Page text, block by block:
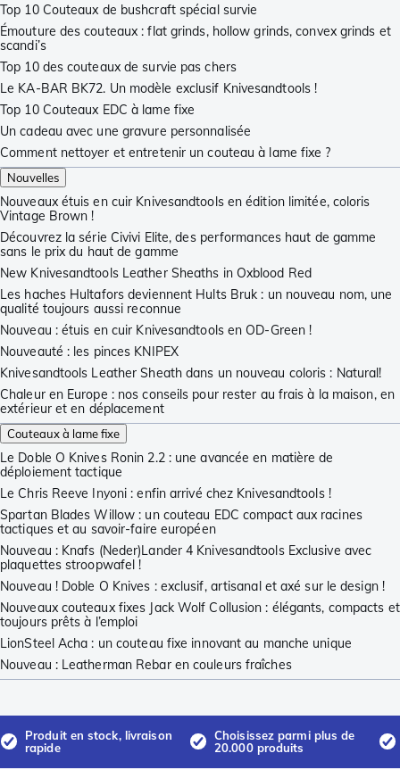
Top 10 Couteaux de bushcraft spécial survie
Émouture des couteaux : flat grinds, hollow grinds, convex grinds et
scandi’s
Top 10 des couteaux de survie pas chers
Le KA-BAR BK72. Un modèle exclusif Knivesandtools !
Top 10 Couteaux EDC à lame fixe
Un cadeau avec une gravure personnalisée
Comment nettoyer et entretenir un couteau à lame fixe ?
Nouvelles
Nouveaux étuis en cuir Knivesandtools en édition limitée, coloris
Vintage Brown !
Découvrez la série Civivi Elite, des performances haut de gamme
sans le prix du haut de gamme
New Knivesandtools Leather Sheaths in Oxblood Red
Les haches Hultafors deviennent Hults Bruk : un nouveau nom, une
qualité toujours aussi reconnue
Nouveau : étuis en cuir Knivesandtools en OD-Green !
Nouveauté : les pinces KNIPEX
Knivesandtools Leather Sheath dans un nouveau coloris : Natural!
Chaleur en Europe : nos conseils pour rester au frais à la maison, en
extérieur et en déplacement
Couteaux à lame fixe
Le Doble O Knives Ronin 2.2 : une avancée en matière de
déploiement tactique
Le Chris Reeve Inyoni : enfin arrivé chez Knivesandtools !
Spartan Blades Willow : un couteau EDC compact aux racines
tactiques et au savoir-faire européen
Nouveau : Knafs (Neder)Lander 4 Knivesandtools Exclusive avec
plaquettes stroopwafel !
Nouveau ! Doble O Knives : exclusif, artisanal et axé sur le design !
Nouveaux couteaux fixes Jack Wolf Collusion : élégants, compacts et
toujours prêts à l’emploi
LionSteel Acha : un couteau fixe innovant au manche unique
Nouveau : Leatherman Rebar en couleurs fraîches
Produit en stock, livraison
rapide
Choisissez parmi plus de
20.000 produits